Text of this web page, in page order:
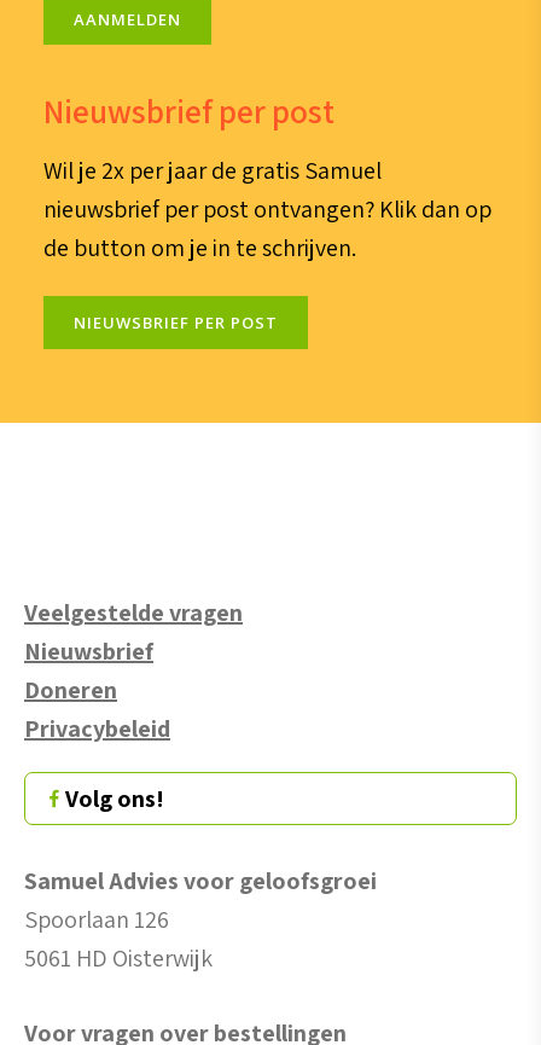
AANMELDEN
Nieuwsbrief per post
Wil je 2x per jaar de gratis Samuel
nieuwsbrief per post ontvangen? Klik dan op
de button om je in te schrijven.
NIEUWSBRIEF PER POST
Veelgestelde vragen
Nieuwsbrief
Doneren
Privacybeleid
Volg ons!
Samuel Advies voor geloofsgroei
Spoorlaan 126
5061 HD Oisterwijk
Voor vragen over bestellingen